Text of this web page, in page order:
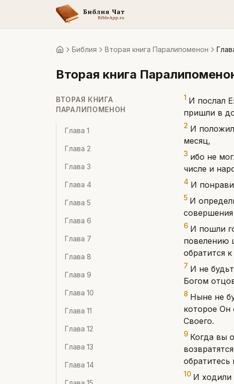
ГлавнаяБиблия Вторая книга Паралипоменон
Вторая книга
ВТОРАЯ КНИГА
ПАРАЛИПОМЕНОН
Глава 1
Глава 2
Глава 3
Глава 4
Глава 5
Глава 6
Глава 7
Глава 8
Глава 9
Глава 10
Глава 11
Глава 12
Глава 13
Глава 14
1 И послал
пришли в
2 И
месяц,
3 ибо не
числе и
4 И
5 И
6 И пошли
повелению
обратится
7 И не
Богом
8 Ныне не
которое Он
Своего.
9 Когда вы
обратитесь
10 И ходили